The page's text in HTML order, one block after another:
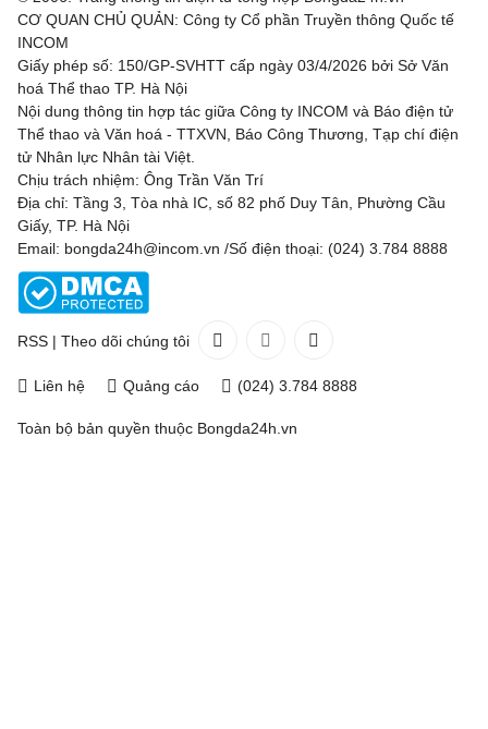
CƠ QUAN CHỦ QUẢN: Công ty Cổ phần Truyền thông Quốc tế
INCOM
Giấy phép số: 150/GP-SVHTT cấp ngày 03/4/2026 bởi Sở Văn
hoá Thể thao TP. Hà Nội
Nội dung thông tin hợp tác giữa Công ty INCOM và Báo điện tử
Thể thao và Văn hoá - TTXVN, Báo Công Thương, Tạp chí điện
tử Nhân lực Nhân tài Việt.
Chịu trách nhiệm: Ông Trần Văn Trí
Địa chỉ: Tầng 3, Tòa nhà IC, số 82 phố Duy Tân, Phường Cầu
Giấy, TP. Hà Nội
Email: bongda24h@incom.vn /Số điện thoại: (024) 3.784 8888
RSS | Theo dõi chúng tôi
Liên hệ Quảng cáo (024) 3.784 8888
Toàn bộ bản quyền thuộc Bongda24h.vn